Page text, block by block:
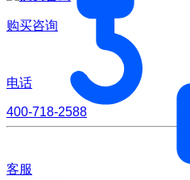
购买咨询
电话
400-718-2588
客服